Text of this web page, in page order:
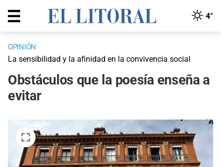
4°
OPINIÓN
La sensibilidad y la afinidad en la convivencia social
Obstáculos que la poesía enseña a
evitar